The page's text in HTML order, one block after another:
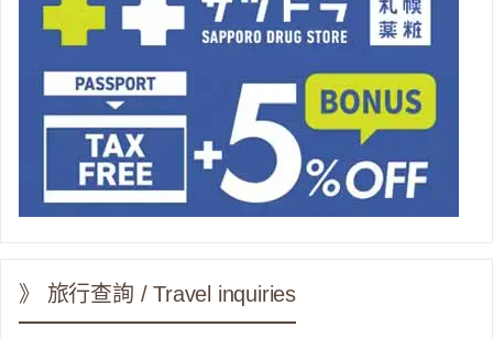
》 旅行查詢 / Travel inquiries